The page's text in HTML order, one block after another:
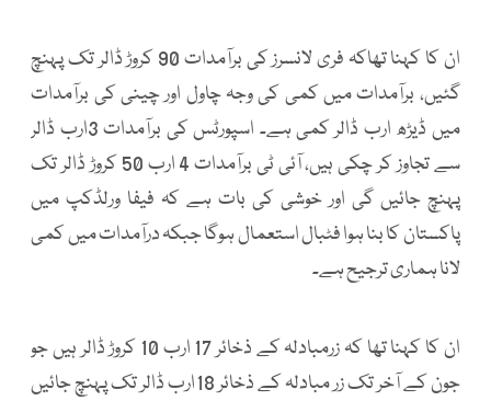
ان کا کہنا تھاکہ فری لانسرز کی برآمدات 90 کروڑ ڈالر تک پہنچ
گئیں، برآمدات میں کمی کی وجہ چاول اور چینی کی برآمدات
میں ڈیڑھ ارب ڈالر کمی ہے۔ اسپورٹس کی برآمدات 3ارب ڈالر
سے تجاوز کر چکی ہیں، آئی ٹی برآمدات 4 ارب 50 کروڑ ڈالر تک
پہنچ جائیں گی اور خوشی کی بات ہے کہ فیفا ورلڈکپ میں
پاکستان کا بنا ہوا فٹبال استعمال ہوگا جبکہ درآمدات میں کمی
لانا ہماری ترجیح ہے۔
ان کا کہنا تھا کہ زرمبادلہ کے ذخائر 17 ارب 10 کروڑ ڈالر ہیں جو
جون کے آخر تک زر مبادلہ کے ذخائر 18ارب ڈالر تک پہنچ جائیں